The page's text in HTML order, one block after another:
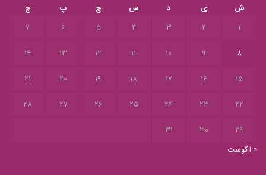
ش
ی د س چ پ
ج
1
2
3
4
5
6
7
8
9
10
11
12
13
14
15
16
17
18
19
20
21
22
23
24
25
26
27
28
29
30
31
« آگوست